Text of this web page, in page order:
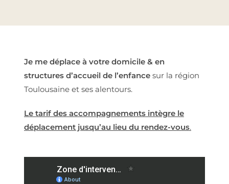
Je me déplace à votre domicile & en
structures d’accueil de l’enfance sur la région
Toulousaine et ses alentours.
Le tarif des accompagnements intègre le
déplacement jusqu’au lieu du rendez-vous.